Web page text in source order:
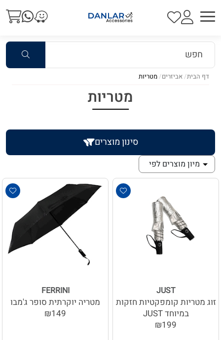
דף הבית אביזרים מטריות
מטריות
סינון מוצרים
מיון מוצרים לפי
JUST
זוג מטריות קומפקטיות חזקות
במיוחד JUST
₪199
FERRINI
מטריה יוקרתית סופר ג'מבו
₪149